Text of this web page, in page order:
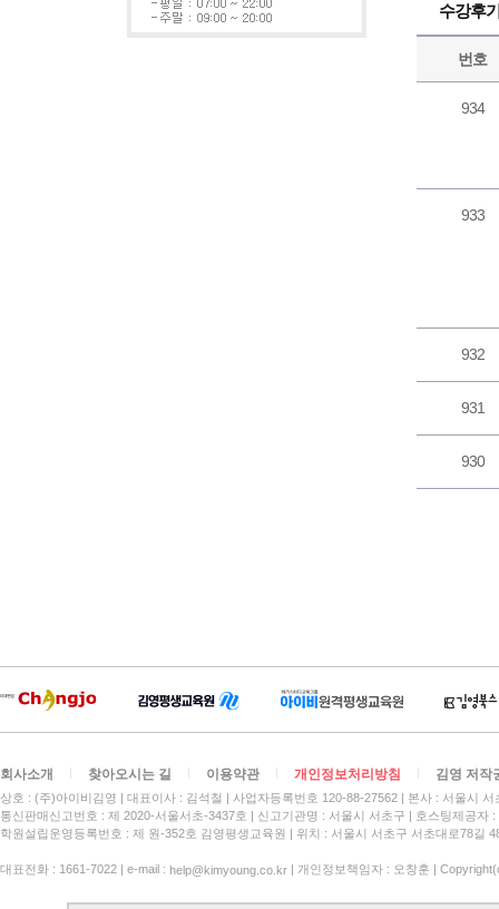
수강후
번호
934
933
932
931
930
회사소개 찾아오시는 길 이용약관 개인정보처리방침 김영 저작
상호 : (주)아이비김영 대표이사 : 김석철 사업자등록번호 120-88-27562
본사 : 서울시
통신판매신고번호 : 제 2020-서울서초-3437호
신고기관명 : 서울시 서초구
호스팅제공자
학원설립운영등록번호 : 제 원-352호 김영평생교육원 | 위치 : 서울시 서초구 서초대로78길
대표전화 : 1661-7022 | e-mail : help@kimyoung.co.kr | 개인정보책임자 : 오창훈 |